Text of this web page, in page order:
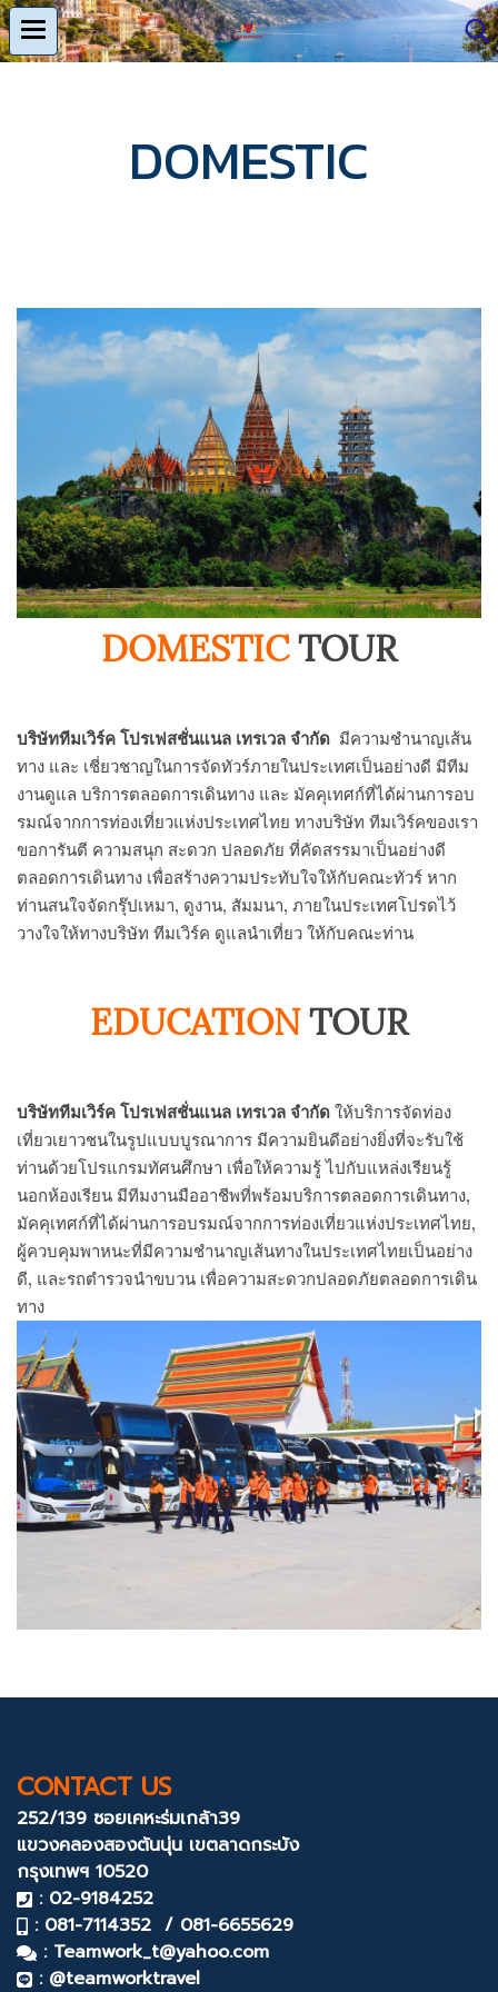
DOMESTIC
DOMESTICTOUR
บริษัททีมเวิร์ค โปรเฟสชั่นแนล เทรเวล จำกัด มีความชำนาญเส้น
ทาง และ เชี่ยวชาญในการจัดทัวร์ภายในประเทศเป็นอย่างดี มีทีม
งานดูแล บริการตลอดการเดินทาง และ มัคคุเทศก์ที่ได้ผ่านการอบ
รมณ์จากการท่องเที่ยวแห่งประเทศไทย ทางบริษัท ทีมเวิร์คของเรา
ขอการันตี ความสนุก สะดวก ปลอดภัย ที่คัดสรรมาเป็นอย่างดี
ตลอดการเดินทาง เพื่อสร้างความประทับใจให้กับคณะทัวร์ หาก
ท่านสนใจจัดกรุ๊ปเหมา, ดูงาน, สัมมนา, ภายในประเทศโปรดไว้
วางใจให้ทางบริษัท ทีมเวิร์ค ดูแลนำเที่ยว ให้กับคณะท่าน
EDUCATIONTOUR
บริษัททีมเวิร์ค โปรเฟสชั่นแนล เทรเวล จำกัดให้บริการจัดท่อง
เที่ยวเยาวชนในรูปแบบบูรณาการ มีความยินดีอย่างยิ่งที่จะรับใช้
ท่านด้วยโปรแกรมทัศนศึกษา เพื่อให้ความรู้ ไปกับแหล่งเรียนรู้
นอกห้องเรียน มีทีมงานมืออาชีพที่พร้อมบริการตลอดการเดินทาง,
มัคคุเทศก์ที่ได้ผ่านการอบรมณ์จากการท่องเที่ยวแห่งประเทศไทย,
ผู้ควบคุมพาหนะที่มีความชำนาญเส้นทางในประเทศไทยเป็นอย่าง
ดี, และรถตำรวจนำขบวน เพื่อความสะดวกปลอดภัยตลอดการเดิน
ทาง
CONTACT US
252/139 ซอยเคหะร่มเกล้า39
แขวงคลองสองต้นนุ่น เขตลาดกระบัง
กรุงเทพฯ 10520
: 02-9184252
: 081-7114352 / 081-6655629
: Teamwork_t@yahoo.com
: @teamworktravel